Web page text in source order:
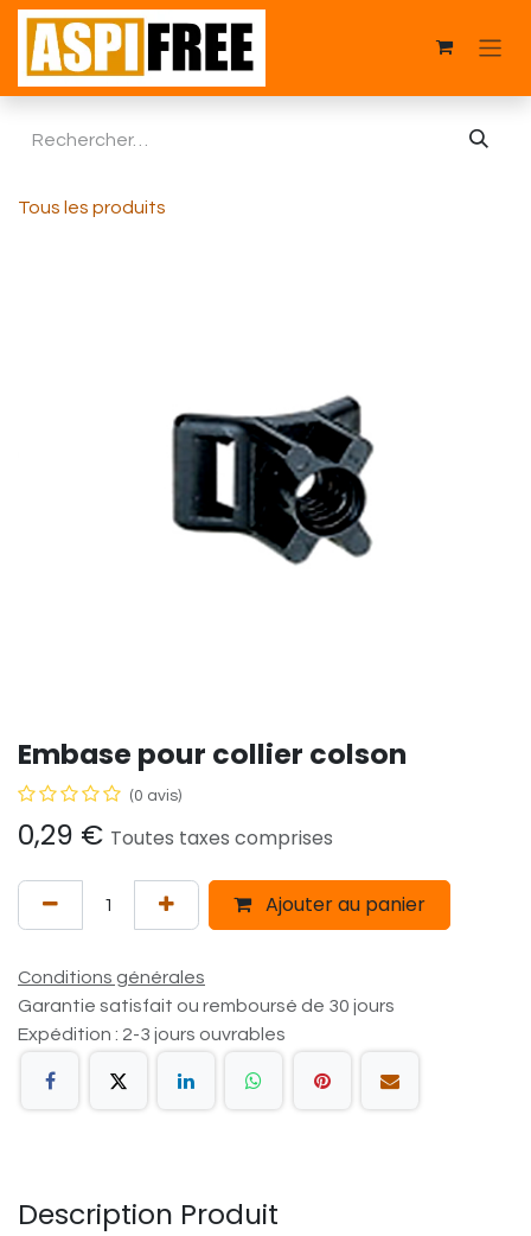
Se rendre au contenu
Tous les produits
Embase pour collier colson
(0 avis)
0,29 € Toutes taxes comprises
Ajouter au panier
Conditions générales
Garantie satisfait ou remboursé de 30 jours
Expédition : 2-3 jours ouvrables
Description Produit